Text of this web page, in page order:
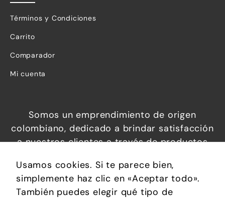
Términos y Condiciones
Carrito
Comparador
Mi cuenta
Somos un emprendimiento de origen
colombiano, dedicado a brindar satisfacción
a nuestros clientes a través de productos
permiten brindar confort, soluciones
prácticas y calidad de vida.
Usamos cookies. Si te parece bien,
simplemente haz clic en «Aceptar todo».
También puedes elegir qué tipo de